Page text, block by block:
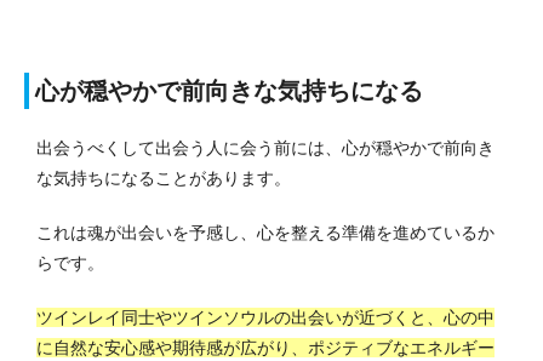
心が穏やかで前向きな気持ちになる
出会うべくして出会う人に会う前には、心が穏やかで前向き
な気持ちになることがあります。
これは魂が出会いを予感し、心を整える準備を進めているか
らです。
ツインレイ同士やツインソウルの出会いが近づくと、心の中
に自然な安心感や期待感が広がり、ポジティブなエネルギー